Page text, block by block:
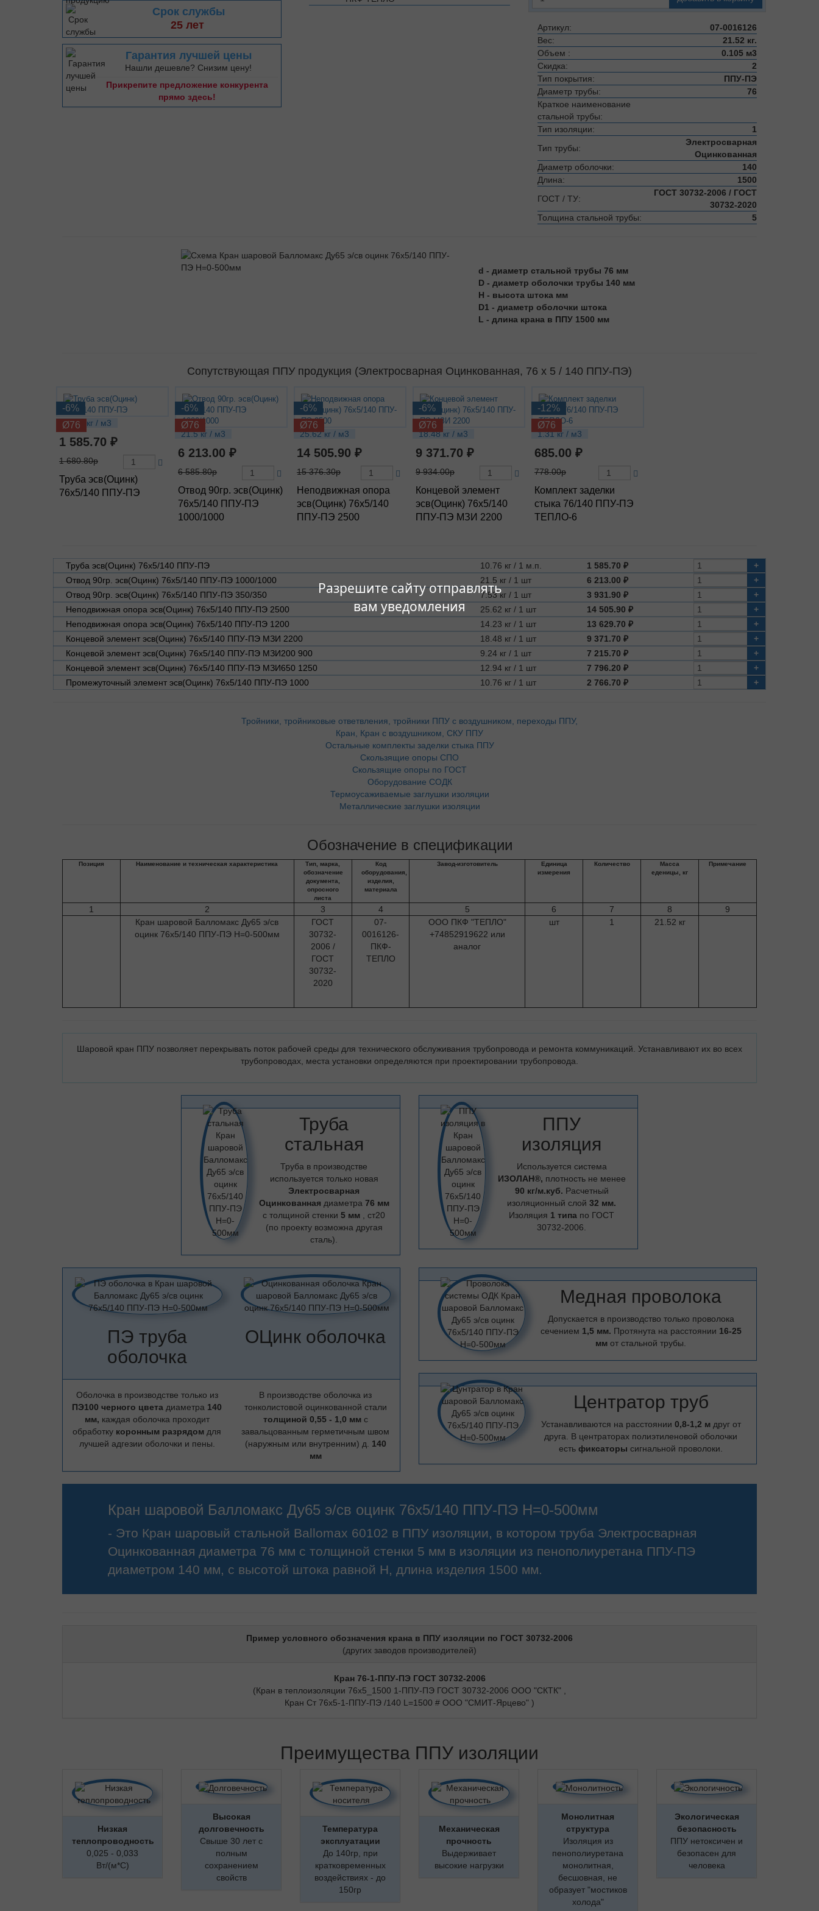
Разрешите сайту отправлять
вам уведомления
Срок службы
25 лет
Гарантия лучшей цены
Нашли дешевле? Снизим цену!
Прикрепите предложение конкурента
прямо здесь!
Артикул:
07-0016126
Вес:
21.52 кг.
Объем :
0.105 м3
Скидка:
2
Тип покрытия:
ППУ-ПЭ
Диаметр трубы:
76
Краткое наименование
стальной трубы:
Тип изоляции:
1
Тип трубы:
Электросварная
Оцинкованная
Диаметр оболочки:
140
Длина:
1500
ГОСТ / ТУ:
ГОСТ 30732-2006 / ГОСТ
30732-2020
Толщина стальной трубы:
5
d - диаметр стальной трубы 76 мм
D - диаметр оболочки трубы 140 мм
H - высота штока мм
D1 - диаметр оболочки штока
L - длина крана в ППУ 1500 мм
Сопутствующая ППУ продукция (Электросварная Оцинкованная, 76 х 5 / 140 ППУ-ПЭ)
-6%
Ø76
10.76 кг / м3
1 585.70 ₽
1 680.80р
Труба эсв(Оцинк)
76х5/140 ППУ-ПЭ
-6%
Ø76
21.5 кг / м3
6 213.00 ₽
6 585.80р
Отвод 90гр. эсв(Оцинк)
76х5/140 ППУ-ПЭ
1000/1000
-6%
Ø76
25.62 кг / м3
14 505.90 ₽
15 376.30р
Неподвижная опора
эсв(Оцинк) 76х5/140
ППУ-ПЭ 2500
-6%
Ø76
18.48 кг / м3
9 371.70 ₽
9 934.00р
Концевой элемент
эсв(Оцинк) 76х5/140
ППУ-ПЭ МЗИ 2200
-12%
Ø76
1.31 кг / м3
685.00 ₽
778.00р
Комплект заделки
стыка 76/140 ППУ-ПЭ
ТЕПЛО-6
Труба эсв(Оцинк) 76х5/140 ППУ-ПЭ 10.76 кг / 1 м.п. 1 585.70 ₽
+
Отвод 90гр. эсв(Оцинк) 76х5/140 ППУ-ПЭ 1000/1000
21.5 кг / 1 шт 6 213.00 ₽
+
Отвод 90гр. эсв(Оцинк) 76х5/140 ППУ-ПЭ 350/350
7.53 кг / 1 шт 3 931.90 ₽
+
Неподвижная опора эсв(Оцинк) 76х5/140 ППУ-ПЭ 2500
25.62 кг / 1 шт 14 505.90 ₽
+
Неподвижная опора эсв(Оцинк) 76х5/140 ППУ-ПЭ 1200
14.23 кг / 1 шт 13 629.70 ₽
+
Концевой элемент эсв(Оцинк) 76х5/140 ППУ-ПЭ МЗИ 2200
18.48 кг / 1 шт 9 371.70 ₽
+
Концевой элемент эсв(Оцинк) 76х5/140 ППУ-ПЭ МЗИ200 900
9.24 кг / 1 шт 7 215.70 ₽
+
Концевой элемент эсв(Оцинк) 76х5/140 ППУ-ПЭ МЗИ650 1250
12.94 кг / 1 шт 7 796.20 ₽
+
Промежуточный элемент эсв(Оцинк) 76х5/140 ППУ-ПЭ 1000
10.76 кг / 1 шт 2 766.70 ₽ +
Тройники, тройниковые ответвления, тройники ППУ с воздушником, переходы ППУ,
Кран, Кран с воздушником, СКУ ППУ
Остальные комплекты заделки стыка ППУ
Скользящие опоры СПО
Скользящие опоры по ГОСТ
Оборудование СОДК
Термоусаживаемые заглушки изоляции
Металлические заглушки изоляции
Обозначение в спецификации
Позиция Наименование и техническая характеристика
Тип, марка,
обозначение
документа,
опросного
листа
Код
оборудования,
изделия,
материала
Завод-изготовитель
Единица
измерения
Количество
Масса
еденицы, кг
Примечание
1 2 3 4 5 6 7 8
9
Кран шаровой Балломакс Ду65 э/св
оцинк 76х5/140 ППУ-ПЭ H=0-500мм
ГОСТ
30732-
2006 /
ГОСТ
30732-
2020
07-
0016126-
ПКФ-
ТЕПЛО
ООО ПКФ "ТЕПЛО"
+74852919622 или
аналог
шт 1 21.52 кг
Шаровой кран ППУ позволяет перекрывать поток рабочей среды для технического обслуживания трубопровода и ремонта коммуникаций. Устанавливают их во всех
трубопроводах, места установки определяются при проектировании трубопровода.
Труба
стальная
Труба в производстве
используется только новая
Электросварная
Оцинкованная диаметра 76 мм
с толщиной стенки5 мм , ст20
(по проекту возможна другая
сталь).
ППУ
изоляция
Используется система
ИЗОЛАН®, плотность не менее
90 кг/м.куб. Расчетный
изоляционный слой32 мм.
Изоляция 1 типа по ГОСТ
30732-2006.
ПЭ труба
оболочка
ОЦинк оболочка
Оболочка в производстве только из
ПЭ100 черного цвета диаметра 140
мм, каждая оболочка проходит
обработку коронным разрядом для
лучшей адгезии оболочки и пены.
В производстве оболочка из
тонколистовой оцинкованной стали
толщиной 0,55 - 1,0 ммс
завальцованным герметичным швом
(наружным или внутренним) д. 140
мм
Медная проволока
Допускается в производство только проволока
сечением 1,5 мм. Протянута на расстоянии 16-25
ммот стальной трубы.
Центратор труб
Устанавливаются на расстоянии 0,8-1,2 м друг от
друга. В центраторах полиэтиленовой оболочки
естьфиксаторысигнальной проволоки.
Кран шаровой Балломакс Ду65 э/св оцинк 76х5/140 ППУ-ПЭ H=0-500мм
- Это Кран шаровый стальной Ballomax 60102 в ППУ изоляции, в котором труба Электросварная
Оцинкованная диаметра 76 мм с толщиной стенки 5 мм в изоляции из пенополиуретана ППУ-ПЭ
диаметром 140 мм, с высотой штока равной H, длина изделия 1500 мм.
Пример условного обозначения крана в ППУ изоляции по ГОСТ 30732-2006
(других заводов производителей)
Кран 76-1-ППУ-ПЭ ГОСТ 30732-2006
(Кран в теплоизоляции 76х5_1500 1-ППУ-ПЭ ГОСТ 30732-2006 ООО "СКТК" ,
Кран Ст 76х5-1-ППУ-ПЭ /140 L=1500 # ООО "СМИТ-Ярцево" )
Преимущества ППУ изоляции
Низкая
теплопроводность
0,025 - 0,033
Вт/(м*С)
Высокая
долговечность
Свыше 30 лет с
полным
сохранением
свойств
Температура
эксплуатации
До 140гр, при
кратковременных
воздействиях - до
150гр
Механическая
прочность
Выдерживает
высокие нагрузки
Монолитная
структура
Изоляция из
пенополиуретана
монолитная,
бесшовная, не
образует "мостиков
холода"
Экологическая
безопасность
ППУ нетоксичен и
безопасен для
человека